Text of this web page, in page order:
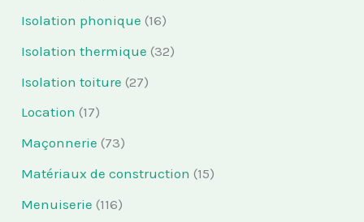
Isolation phonique (16)
Isolation thermique (32)
Isolation toiture (27)
Location (17)
Maçonnerie (73)
Matériaux de construction (15)
Menuiserie (116)